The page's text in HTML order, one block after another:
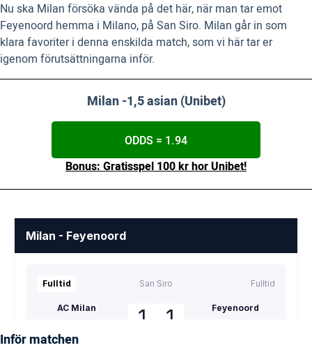
Nu ska Milan försöka vända på det här, när man tar emot
Feyenoord hemma i Milano, på San Siro. Milan går in som
klara favoriter i denna enskilda match, som vi här tar er
igenom förutsättningarna inför.
Milan -1,5 asian (Unibet)
ODDS = 1.94
Bonus: Gratisspel 100 kr hor Unibet!
Inför matchen